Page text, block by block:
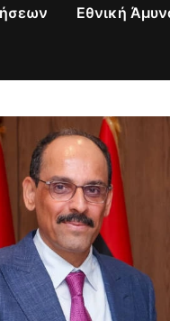
Εθνική